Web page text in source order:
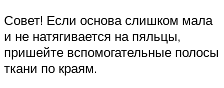
Совет! Если основа слишком мала
и не натягивается на пяльцы,
пришейте вспомогательные полосы
ткани по краям.